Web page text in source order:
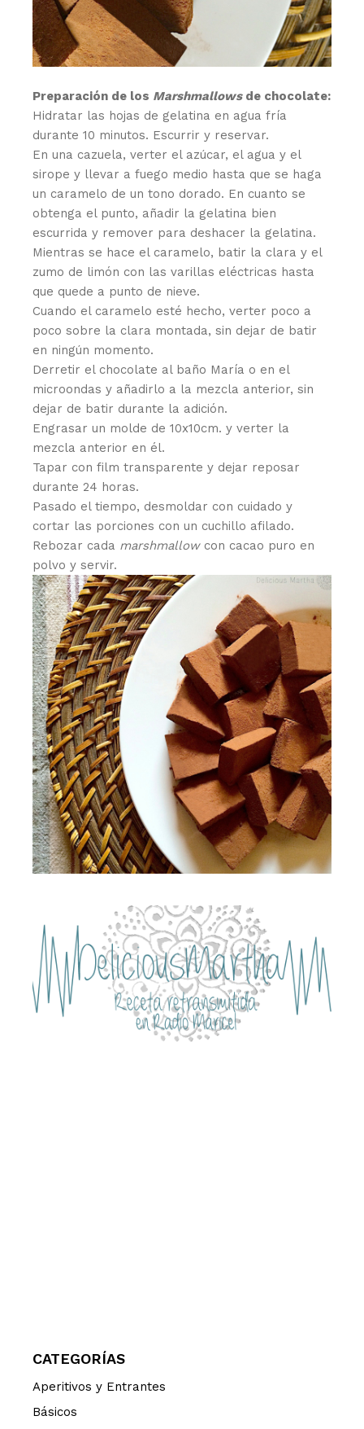
Preparación de los Marshmallowsde chocolate:
Hidratar las hojas de gelatina en agua fría
durante 10 minutos. Escurrir y reservar.
En una cazuela, verter el azúcar, el agua y el
sirope y llevar a fuego medio hasta que se haga
un caramelo de un tono dorado. En cuanto se
obtenga el punto, añadir la gelatina bien
escurrida y remover para deshacer la gelatina.
Mientras se hace el caramelo, batir la clara y el
zumo de limón con las varillas eléctricas hasta
que quede a punto de nieve.
Cuando el caramelo esté hecho, verter poco a
poco sobre la clara montada, sin dejar de batir
en ningún momento.
Derretir el chocolate al baño María o en el
microondas y añadirlo a la mezcla anterior, sin
dejar de batir durante la adición.
Engrasar un molde de 10x10cm. y verter la
mezcla anterior en él.
Tapar con film transparente y dejar reposar
durante 24 horas.
Pasado el tiempo, desmoldar con cuidado y
cortar las porciones con un cuchillo afilado.
Rebozar cada marshmallow con cacao puro en
polvo y servir.
CATEGORÍAS
Aperitivos y Entrantes
Básicos